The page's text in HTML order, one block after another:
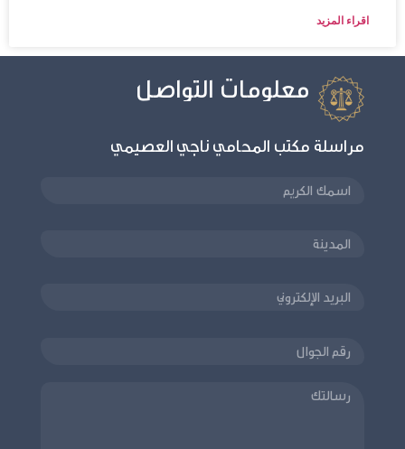
اقراء المزيد
معلومات التواصل
مراسلة مكتب المحامي ناجي العصيمي